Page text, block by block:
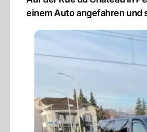
einem Auto angefahren und